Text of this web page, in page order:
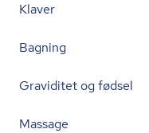
Klaver
Bagning
Graviditet og fødsel
Massage